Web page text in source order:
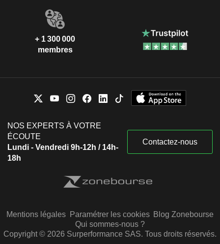
+ 1 300 000
membres
NOS EXPERTS À VOTRE
ÉCOUTE
Lundi - Vendredi 9h-12h / 14h-
18h
Contactez-nous
Mentions légales Paramétrer les cookies Blog Zonebourse
Qui sommes-nous ?
Copyright © 2026 Surperformance SAS. Tous droits réservés.